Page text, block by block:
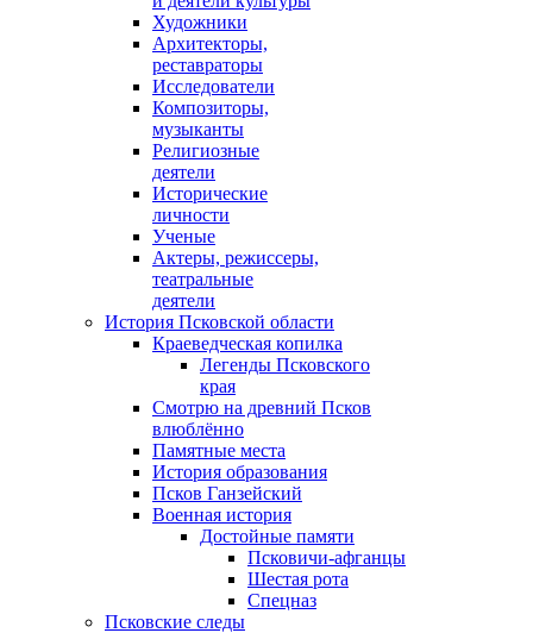
Художники
Архитекторы,
реставраторы
Исследователи
Композиторы,
музыканты
Религиозные
деятели
Исторические
личности
Ученые
Актеры, режиссеры,
театральные
деятели
История Псковской области
Краеведческая копилка
Легенды Псковского
края
Смотрю на древний Псков
влюблённо
Памятные места
История образования
Псков Ганзейский
Военная история
Достойные памяти
Псковичи-афганцы
Шестая рота
Спецназ
Псковские следы